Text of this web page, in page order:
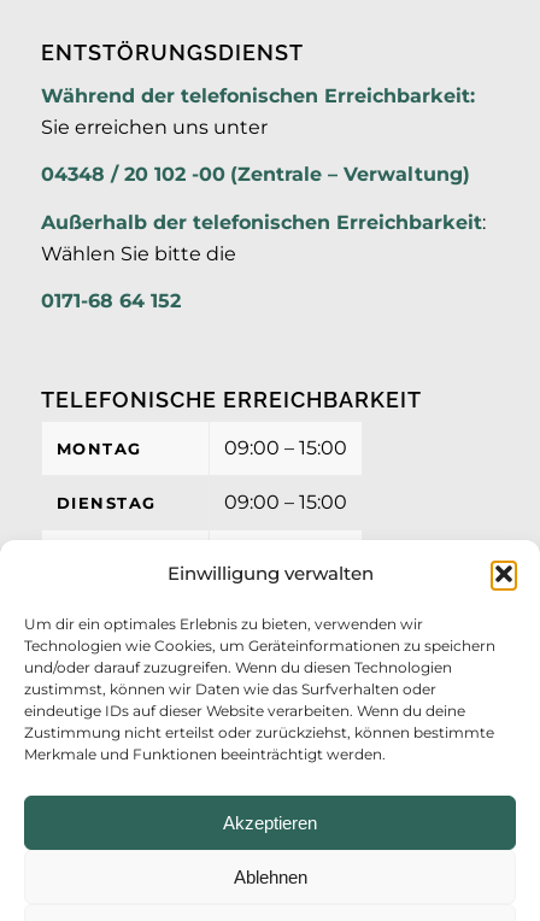
Einwilligung verwalten
Um dir ein optimales Erlebnis zu bieten, verwenden wir
Technologien wie Cookies, um Geräteinformationen zu speichern
und/oder darauf zuzugreifen. Wenn du diesen Technologien
zustimmst, können wir Daten wie das Surfverhalten oder
eindeutige IDs auf dieser Website verarbeiten. Wenn du deine
Zustimmung nicht erteilst oder zurückziehst, können bestimmte
Merkmale und Funktionen beeinträchtigt werden.
Akzeptieren
Ablehnen
ENTSTÖRUNGSDIENST
Während der telefonischen Erreichbarkeit:
Sie erreichen uns unter
04348 / 20 102 -00 (Zentrale – Verwaltung)
Außerhalb der telefonischen Erreichbarkeit:
Wählen Sie bitte die
0171-68 64 152
TELEFONISCHE ERREICHBARKEIT
MONTAG 09:00 – 15:00
DIENSTAG 09:00 – 15:00
FREITAG 09:00 – 12:00